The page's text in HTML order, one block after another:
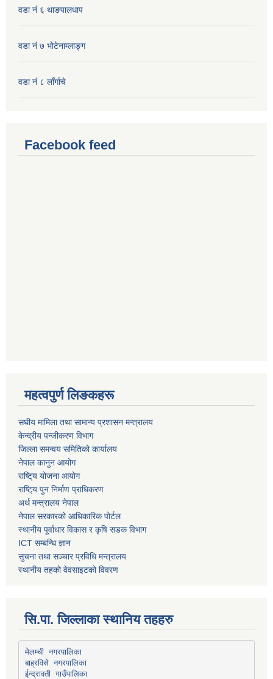
वडा नं ६ थाङपालधाप
वडा नं ७ भाेटेनाम्लाङ्ग
वडा नं ८ लाँर्गाचे
Facebook feed
महत्वपुर्ण लिङकहरू
स‌घीय मामिला तथा सामान्य प्रशासन मन्त्रालय
केन्द्रीय पन्जीकरण विभाग
जिल्ला समन्वय समितिको कार्यालय
नेपाल कानुन आयोग
राष्टि्य योजना आयोग
राष्टि्य पुन निर्माण प्राधिकरण
अर्थ मन्त्रालय नेपाल
नेपाल सरकारको आधिकारिक पोर्टल
स्थानीय पूर्वाधार विकास र कृषि सडक विभाग
ICT सम्बन्धि ज्ञान
सुचना तथा सञ्चार प्रविधि मन्त्रालय
स्थानीय तहको वेवसाइटको विवरण
सि.पा. जिल्लाका स्थानिय तहहरु
मेलम्ची नगरपालिका
बाह्रविसे नगरपालिका
ईन्द्रावती गाउँपालिका